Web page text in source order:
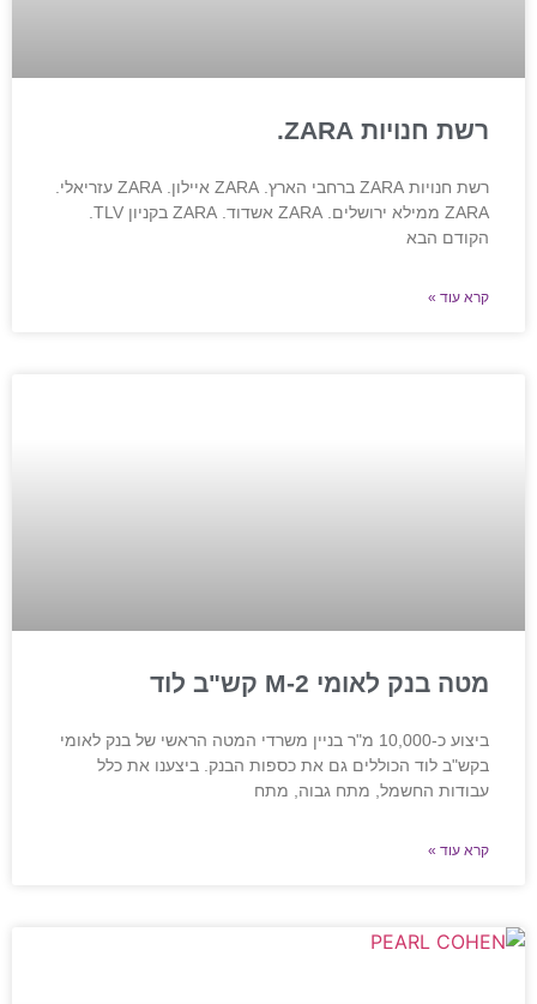
רשת חנויות ZARA.
רשת חנויות ZARA ברחבי הארץ. ZARA איילון. ZARA עזריאלי.
הקודם הבא
קרא עוד »
מטה בנק לאומי M-2 קש"ב לוד
ביצוע כ-10,000 מ"ר בניין משרדי המטה הראשי של בנק לאומי
בקש"ב לוד הכוללים גם את כספות הבנק. ביצענו את כלל
עבודות החשמל, מתח גבוה, מתח
קרא עוד »